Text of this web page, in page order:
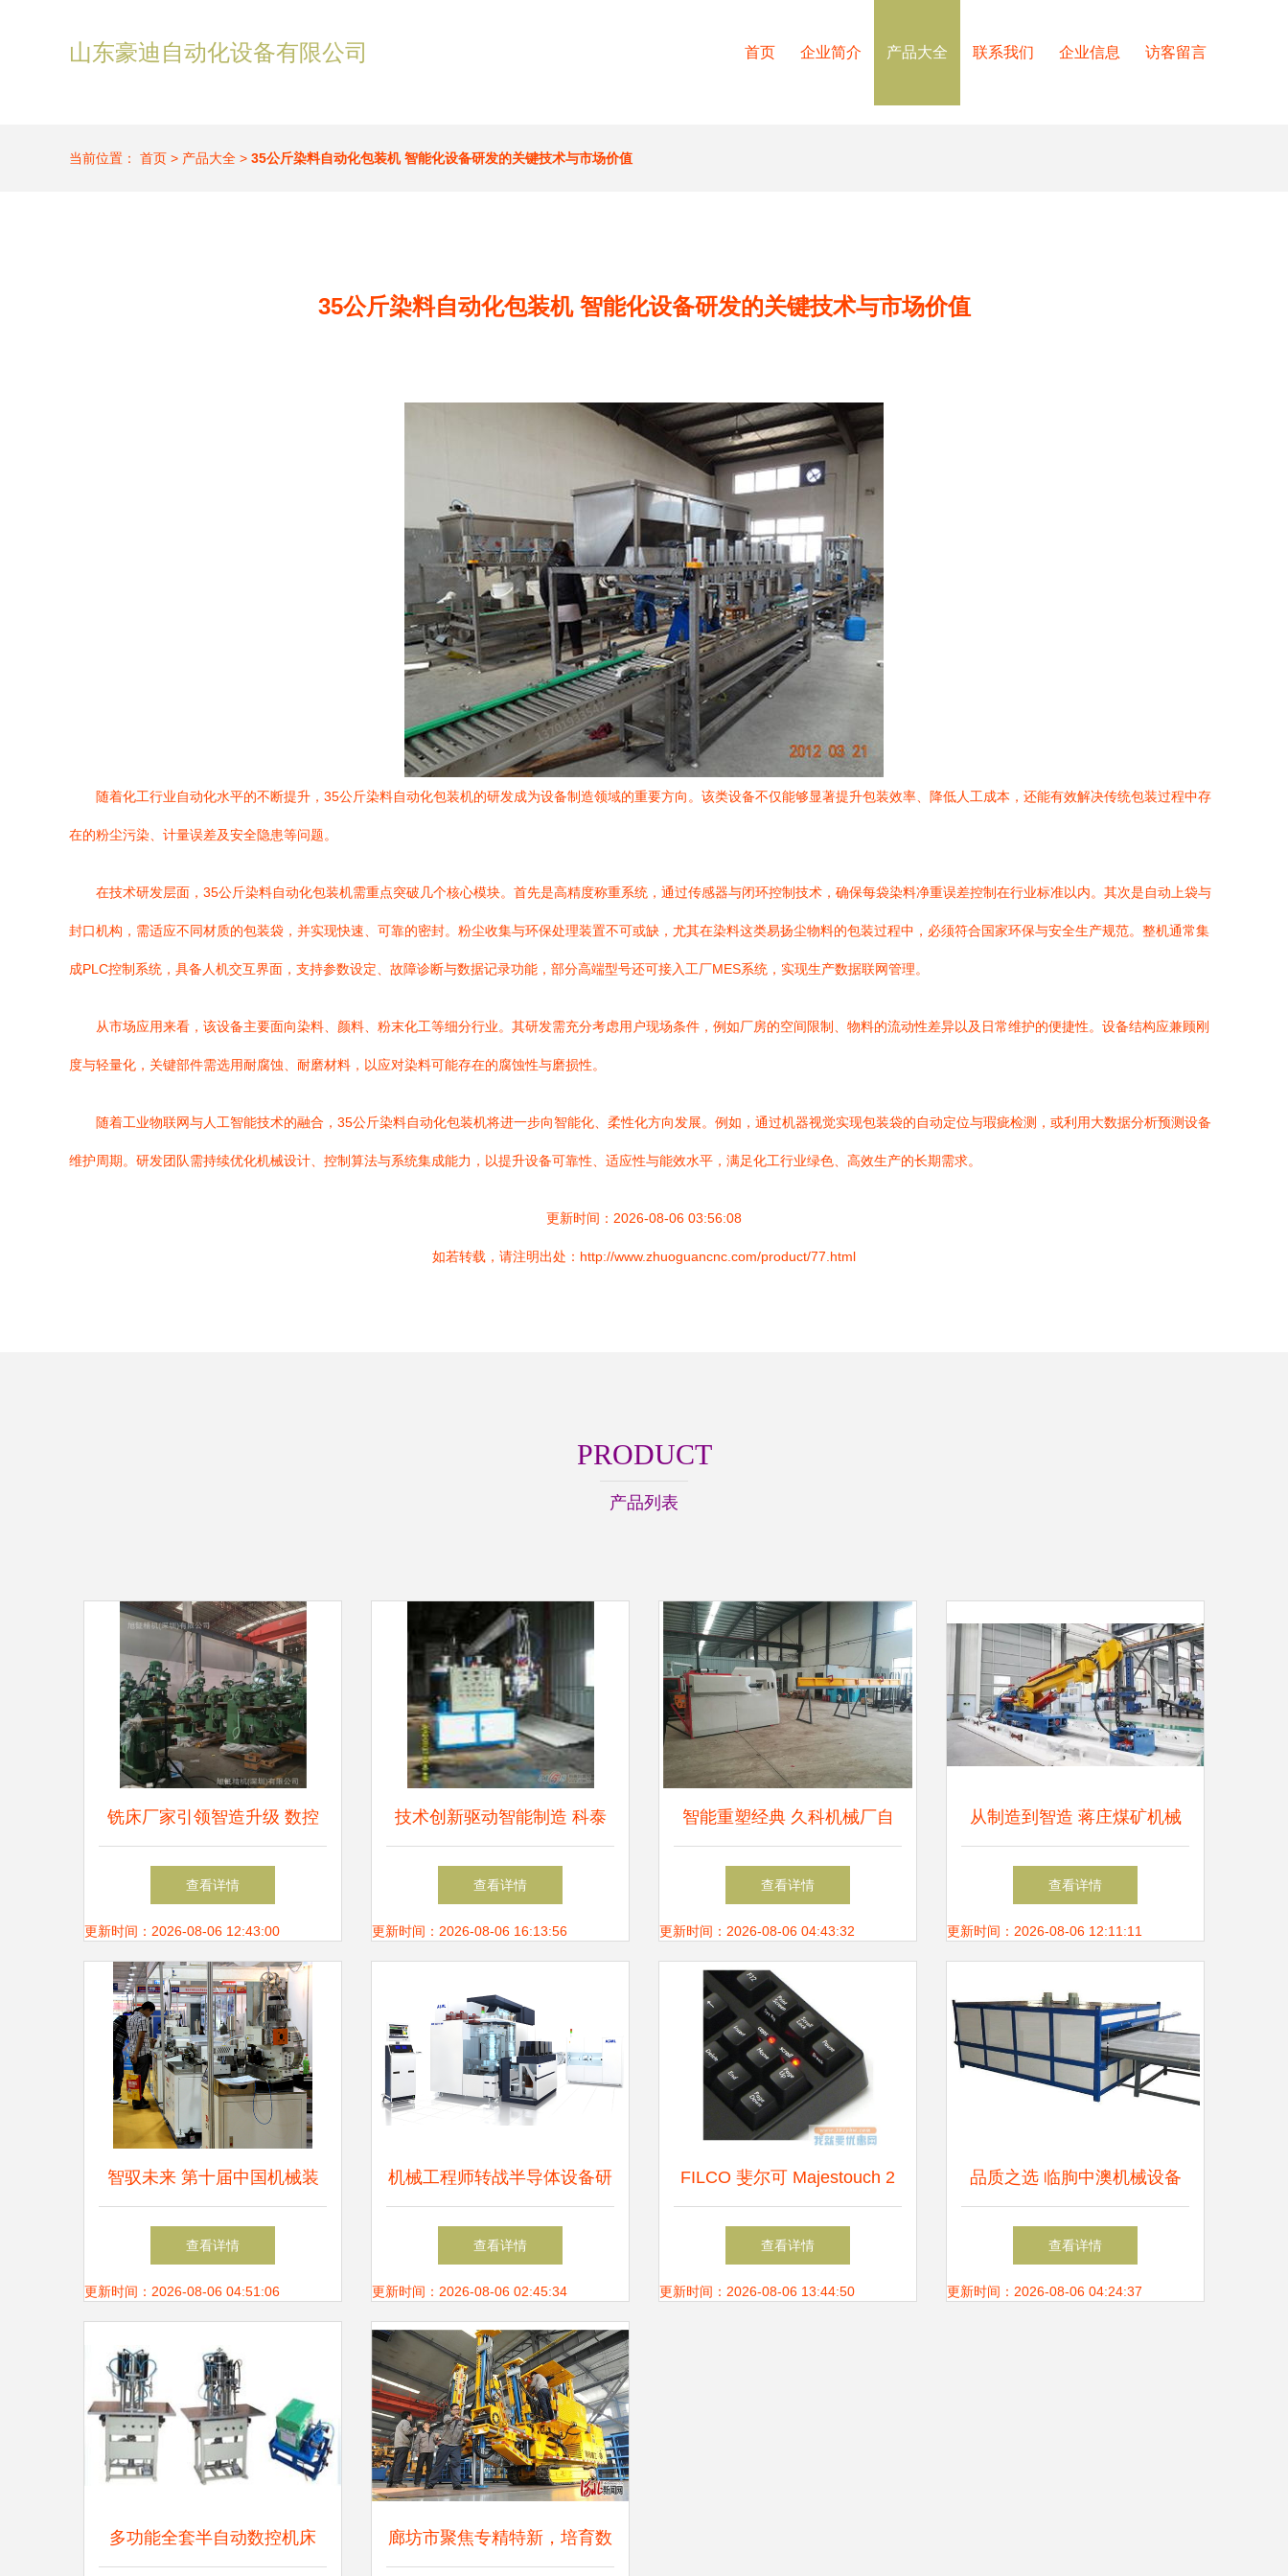
山东豪迪自动化设备有限公司 首页 企业简介 产品大全 联系我们 企业信息 访客留言
当前位置： 首页 > 产品大全 > 35公斤染料自动化包装机 智能化设备研发的关键技术与市场价值
35公斤染料自动化包装机 智能化设备研发的关键技术与市场价值
随着化工行业自动化水平的不断提升，35公斤染料自动化包装机的研发成为设备制造领域的重要方向。该类设备不仅能够显著提升包装效率、降低人工成本，还能有效解决传统包装过程中存
在的粉尘污染、计量误差及安全隐患等问题。
在技术研发层面，35公斤染料自动化包装机需重点突破几个核心模块。首先是高精度称重系统，通过传感器与闭环控制技术，确保每袋染料净重误差控制在行业标准以内。其次是自动上袋与
封口机构，需适应不同材质的包装袋，并实现快速、可靠的密封。粉尘收集与环保处理装置不可或缺，尤其在染料这类易扬尘物料的包装过程中，必须符合国家环保与安全生产规范。整机通常集
成PLC控制系统，具备人机交互界面，支持参数设定、故障诊断与数据记录功能，部分高端型号还可接入工厂MES系统，实现生产数据联网管理。
从市场应用来看，该设备主要面向染料、颜料、粉末化工等细分行业。其研发需充分考虑用户现场条件，例如厂房的空间限制、物料的流动性差异以及日常维护的便捷性。设备结构应兼顾刚
度与轻量化，关键部件需选用耐腐蚀、耐磨材料，以应对染料可能存在的腐蚀性与磨损性。
随着工业物联网与人工智能技术的融合，35公斤染料自动化包装机将进一步向智能化、柔性化方向发展。例如，通过机器视觉实现包装袋的自动定位与瑕疵检测，或利用大数据分析预测设备
维护周期。研发团队需持续优化机械设计、控制算法与系统集成能力，以提升设备可靠性、适应性与能效水平，满足化工行业绿色、高效生产的长期需求。
更新时间：2026-08-06 03:56:08
如若转载，请注明出处：http://www.zhuoguancnc.com/product/77.html
PRODUCT
产品列表
铣床厂家引领智造升级 数控
铣床批发销售与机械设备研发
的双轮驱动
查看详情
更新时间：2026-08-06 12:43:00
技术创新驱动智能制造 科泰
聚氨酯机械设备与数控机床市
场发展解析
查看详情
更新时间：2026-08-06 16:13:56
智能重塑经典 久科机械厂自
动数控钢筋弯箍机的创新步伐
查看详情
更新时间：2026-08-06 04:43:32
从制造到智造 蒋庄煤矿机械
制造产业跑出创新加速度，数
控机床销量激增
查看详情
更新时间：2026-08-06 12:11:11
智驭未来 第十届中国机械装
备博览会直击——龙腾重型机
械发布第三代AI矿山奇兵
查看详情
更新时间：2026-08-06 04:51:06
机械工程师转战半导体设备研
发与数控机床销售 两大高潜
力赛道深度解析
查看详情
更新时间：2026-08-06 02:45:34
FILCO 斐尔可 Majestouch 2
圣手二代 91键茶轴 机械键盘
查看详情
更新时间：2026-08-06 13:44:50
品质之选 临朐中澳机械设备
厂——强化玻璃设备与数控机
床的卓越供应商
查看详情
更新时间：2026-08-06 04:24:37
多功能全套半自动数控机床 廊坊市聚焦专精特新，培育数